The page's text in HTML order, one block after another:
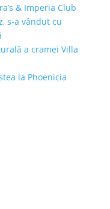
& Imperia Club
s-a vândut cu
a cramei Villa
la Phoenicia